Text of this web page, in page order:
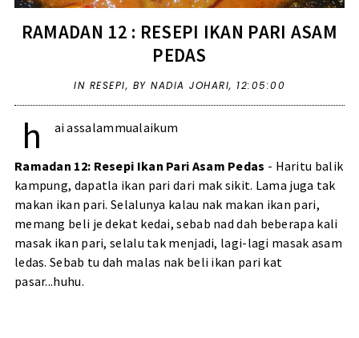
RAMADAN 12 : RESEPI IKAN PARI ASAM
PEDAS
IN RESEPI, BY NADIA JOHARI, 12:05:00
h ai assalammualaikum
Ramadan 12: Resepi Ikan Pari Asam Pedas - Haritu balik
kampung, dapatla ikan pari dari mak sikit. Lama juga tak
makan ikan pari. Selalunya kalau nak makan ikan pari,
memang beli je dekat kedai, sebab nad dah beberapa kali
masak ikan pari, selalu tak menjadi, lagi-lagi masak asam
ledas. Sebab tu dah malas nak beli ikan pari kat
pasar...huhu.